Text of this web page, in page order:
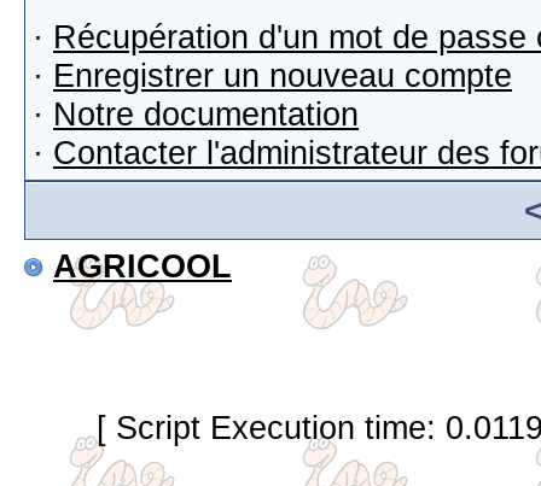
· Récupération d'un mot de passe
· Enregistrer un nouveau compte
· Notre documentation
· Contacter l'administrateur des
AGRICOOL
[ Script Execution time: